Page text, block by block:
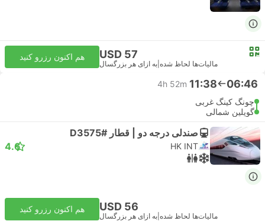
USD 57
مالیات‌ها لحاظ شده به ازای هر بزرگسال
هم اکنون رزرو کنید
06:46
11:38
4h 52m
چونگ کینگ غربی
گویلین شمالی
صندلی درجه دو | قطار #D3575
HK INT
4.6
USD 56
مالیات‌ها لحاظ شده به ازای هر بزرگسال
هم اکنون رزرو کنید